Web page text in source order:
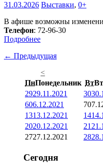
31.03.2026 Выставки, 0+
В афише возможны
Телефон: 72-96-30
Подробнее
← Предыдущая
<
ПнПонедельник Вт
2929.11.2021 30
606.12.2021 7
1313.12.2021 14
2020.12.2021 21
2727.12.2021 28
Сегодня